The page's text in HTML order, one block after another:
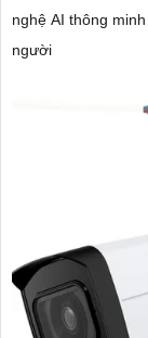
nghệ AI thông
người